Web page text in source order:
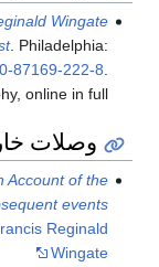
Wingate
. Philadelphia:
0-87169-222-8.
online in full
وصلات
Account of the
events
Reginald
Wingate